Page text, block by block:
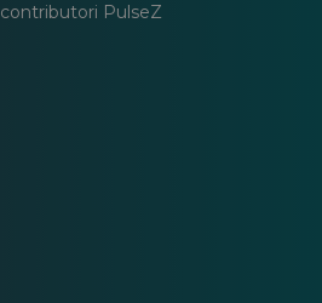
PulseZ